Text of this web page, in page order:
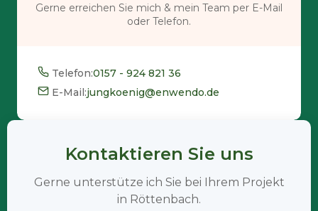
Gerne erreichen Sie mich & mein Team per E-Mail
oder Telefon.
Telefon:0157 - 924 821 36
E-Mail:jungkoenig@enwendo.de
Kontaktieren Sie uns
Gerne unterstütze ich Sie bei Ihrem Projekt
in Röttenbach.